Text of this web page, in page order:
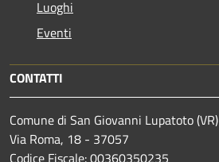
Luoghi
Eventi
CONTATTI
Comune di San Giovanni Lupatoto (VR)
Via Roma, 18 - 37057
Codice Fiscale: 00360350235